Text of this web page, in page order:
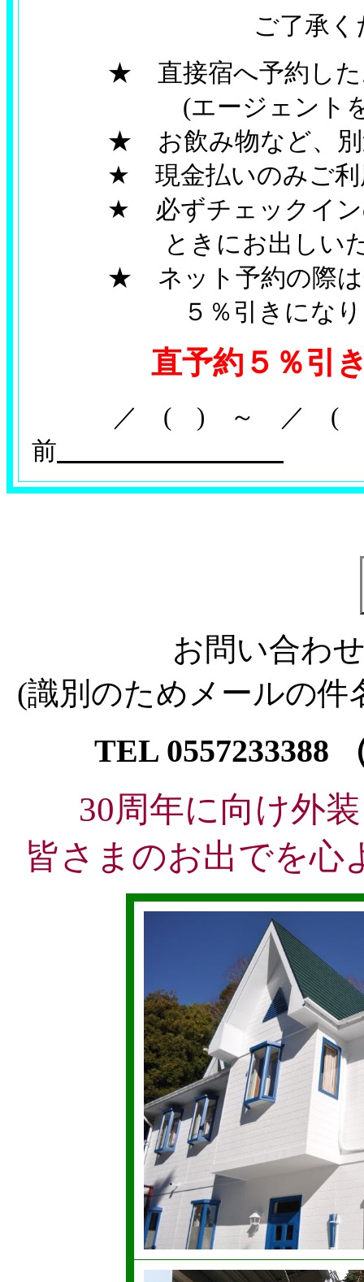
ご了承く
★ 直接宿へ予約したお
(エージェントを通
★ お飲み物など、別途
★ 現金払いのみご利
★ 必ずチェックインの
ときにお出しいただ
★ ネット予約の際は会
５％引きになり
直予約５％引
／ ( ) ～ ／ (
前
お問い合わ
(識別のためメールの
TEL 0557233388
30周年に向け外
皆さまのお出でを心